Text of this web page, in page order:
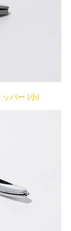
パー (小)